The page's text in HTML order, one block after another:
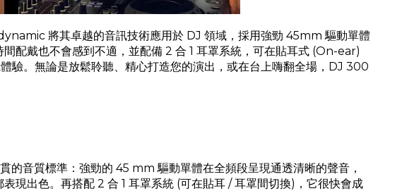
將其卓越的音訊技術應用於 DJ 領域，採用強勁 45mm 驅動單體
配戴也不會感到不適，並配備 2 合 1 耳罩系統，可在貼耳式 (On-ear)
。無論是放鬆聆聽、精心打造您的演出，或在台上嗨翻全場， DJ 300
的音質標準：強勁的 45 mm 驅動單體在全頻段呈現通透清晰的聲音，
現出色。再搭配 2 合 1 耳罩系統 (可在貼耳 / 耳罩間切換)，它很快會成